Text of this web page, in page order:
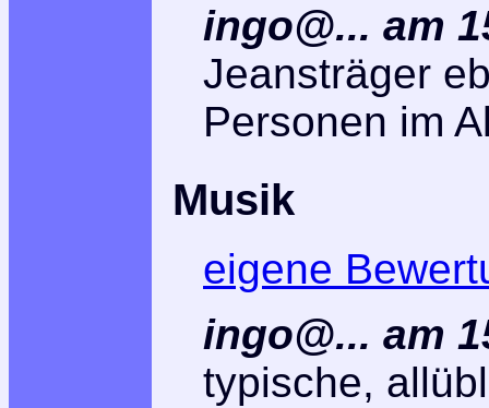
ingo@... am
Jeansträger
Personen im
Musik
eigene
ingo@... am
typische,